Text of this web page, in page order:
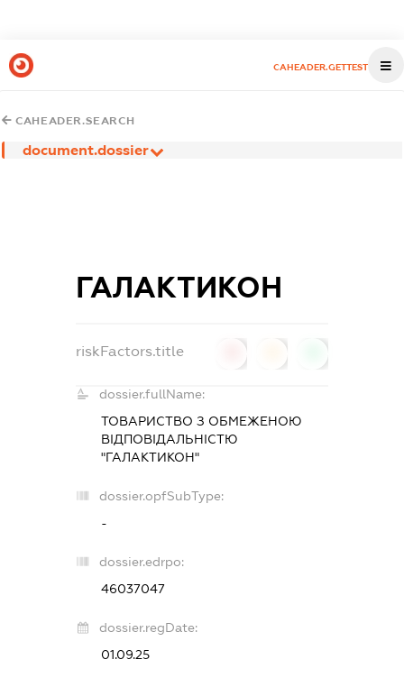
CAHEADER.GETTEST
CAHEADER.SEARCH
document.dossier
ГАЛАКТИКОН
riskFactors.title
dossier.fullName:
ТОВАРИСТВО З ОБМЕЖЕНОЮ
ВІДПОВІДАЛЬНІСТЮ
"ГАЛАКТИКОН"
dossier.opfSubType:
-
dossier.edrpo:
46037047
dossier.regDate:
01.09.25